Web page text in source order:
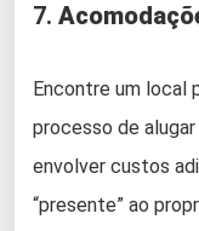
7.
Encontre um local
processo de
envolver custos
“presente” ao